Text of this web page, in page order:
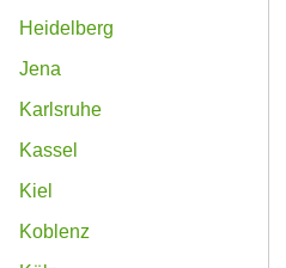
Heidelberg
Jena
Karlsruhe
Kassel
Kiel
Koblenz